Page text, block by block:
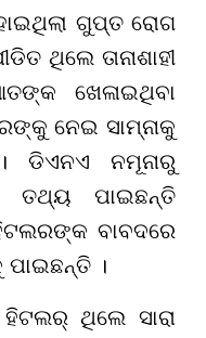
ଗୁପ୍ତ ରୋଗ
ଥିଲେ ତାନାଶାହୀ
ଖେଳାଇଥିବା
ନେଇ ସାମ୍ନାକୁ
ନମୂନାରୁ
ପାଇଛନ୍ତି
ହିଟଲରଙ୍କ ବାବଦରେ
।
ଥିଲେ ସାରା